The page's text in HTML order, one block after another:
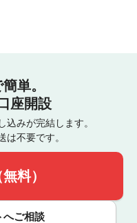
単。
座開設
みが完結します。
は不要です。
料）
へご相談